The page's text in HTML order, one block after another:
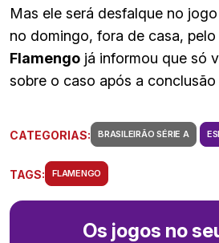
Mas ele será desfalque no
no domingo, fora de casa, pelo
Flamengo já informou que só
sobre o caso após a
CATEGORIAS: BRASILEIRÃO SÉRIE A
TAGS: FLAMENGO
Os jogos no